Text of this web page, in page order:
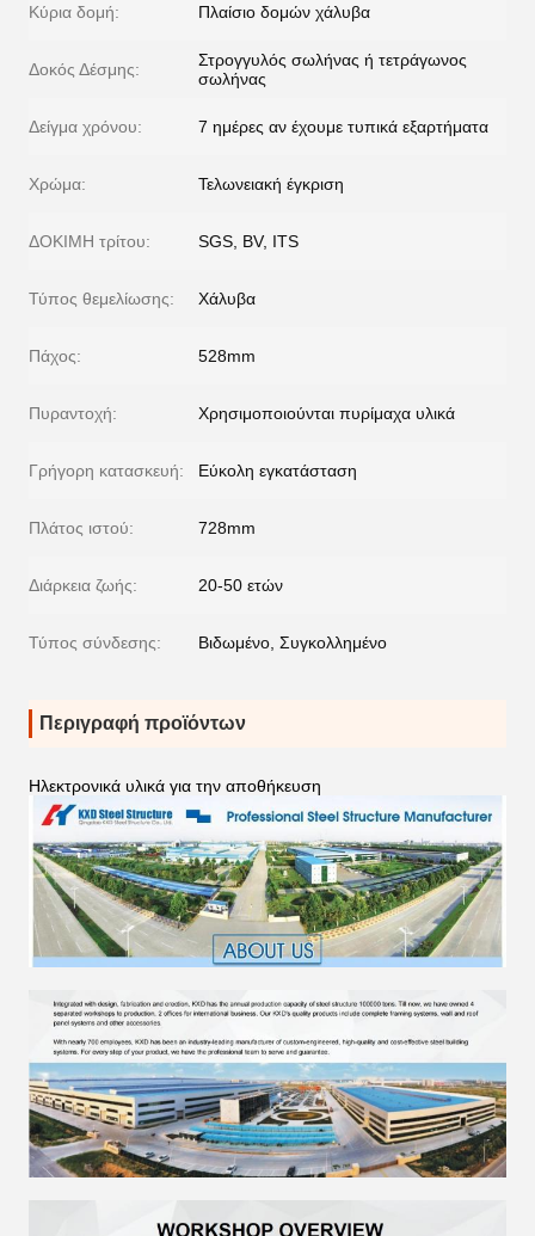
Κύρια δομή: Πλαίσιο δομών χάλυβα
Δοκός Δέσμης:
Στρογγυλός σωλήνας ή τετράγωνος
σωλήνας
Δείγμα χρόνου: 7 ημέρες αν έχουμε τυπικά εξαρτήματα
Χρώμα: Τελωνειακή έγκριση
ΔΟΚΙΜΗ τρίτου: SGS, BV, ITS
Τύπος θεμελίωσης: Χάλυβα
Πάχος: 528mm
Πυραντοχή: Χρησιμοποιούνται πυρίμαχα υλικά
Γρήγορη κατασκευή: Εύκολη εγκατάσταση
Πλάτος ιστού: 728mm
Διάρκεια ζωής: 20-50 ετών
Τύπος σύνδεσης: Βιδωμένο, Συγκολλημένο
Περιγραφή προϊόντων
Ηλεκτρονικά υλικά για την αποθήκευση